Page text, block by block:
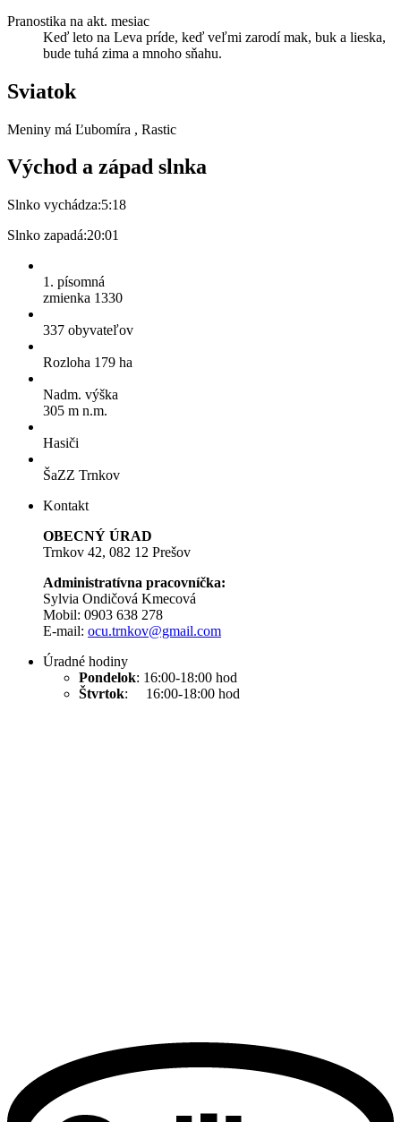
Pranostika na akt. mesiac
Keď leto na Leva príde, keď veľmi zarodí mak, buk a lieska,
bude tuhá zima a mnoho sňahu.
Sviatok
Meniny má Ľubomíra , Rastic
Východ a západ slnka
Slnko vychádza:5:18
Slnko zapadá:20:01
1. písomná
zmienka 1330
337 obyvateľov
Rozloha 179 ha
Nadm. výška
305 m n.m.
Hasiči
ŠaZZ Trnkov
Kontakt
OBECNÝ ÚRAD
Trnkov 42, 082 12 Prešov
Administratívna pracovníčka:
Sylvia Ondičová Kmecová
Mobil: 0903 638 278
E-mail: ocu.trnkov@gmail.com
Úradné hodiny
Pondelok: 16:00-18:00 hod
Štvrtok: 16:00-18:00 hod